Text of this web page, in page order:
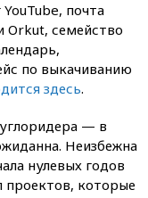
почта
Orkut, семейство
по выкачиванию
здесь.
— в
Неизбежна
нулевых годов
проектов, которые